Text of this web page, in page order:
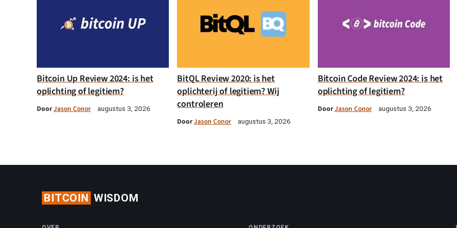
Bitcoin Up Review 2024: is het
oplichting of legitiem?
DoorJason Conor augustus 3, 2026
BitQL Review 2020: is het
oplichterij of legitiem? Wij
controleren
DoorJason Conor augustus 3, 2026
Bitcoin Code Review 2024: is het
oplichting of legitiem?
DoorJason Conor augustus 3, 2026
BITCOIN WISDOM